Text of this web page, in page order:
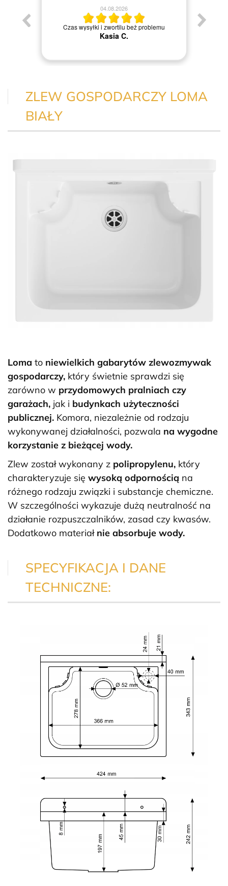
04.08.2026
Czas wysyłki i zwortilu beż problemu
Kasia C.
ZLEW GOSPODARCZY LOMA
BIAŁY
Loma to niewielkich gabarytów zlewozmywak
gospodarczy, który świetnie sprawdzi się
zarówno w przydomowych pralniach czy
garażach, jak i budynkach użyteczności
publicznej. Komora, niezależnie od rodzaju
wykonywanej działalności, pozwala na wygodne
korzystanie z bieżącej wody.
Zlew został wykonany z polipropylenu, który
charakteryzuje się wysoką odpornością na
różnego rodzaju związki i substancje chemiczne.
W szczególności wykazuje dużą neutralność na
działanie rozpuszczalników, zasad czy kwasów.
Dodatkowo materiał nie absorbuje wody.
SPECYFIKACJA I DANE
TECHNICZNE: